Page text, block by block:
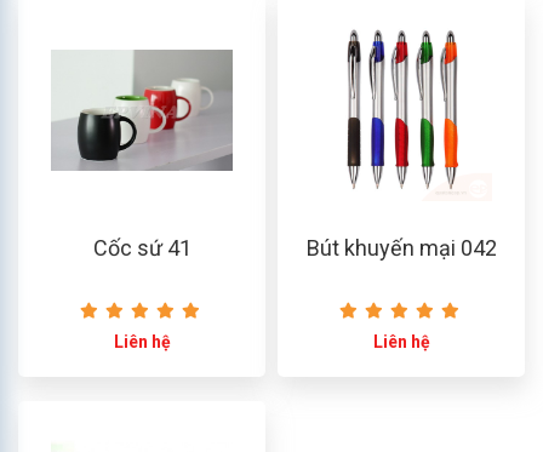
Cốc sứ 41
Liên hệ
Bút khuyến mại 042
Liên hệ